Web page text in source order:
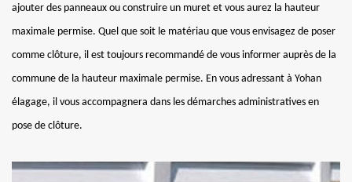
ajouter des panneaux ou construire un muret et vous aurez la hauteur
maximale permise. Quel que soit le matériau que vous envisagez de poser
comme clôture, il est toujours recommandé de vous informer auprès de la
commune de la hauteur maximale permise. En vous adressant à Yohan
élagage, il vous accompagnera dans les démarches administratives en
pose de clôture.